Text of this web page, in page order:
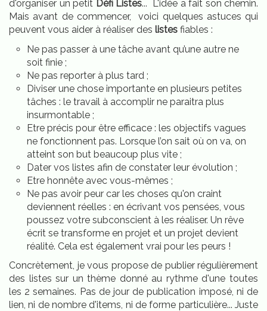
d'organiser un petit Défi Listes... L'idée a fait son chemin.
Mais avant de commencer, voici quelques astuces qui
peuvent vous aider à réaliser des listes fiables :
Ne pas passer à une tâche avant qu’une autre ne
soit finie ;
Ne pas reporter à plus tard ;
Diviser une chose importante en plusieurs petites
tâches : le travail à accomplir ne paraitra plus
insurmontable ;
Etre précis pour être efficace : les objectifs vagues
ne fonctionnent pas. Lorsque l’on sait où on va, on
atteint son but beaucoup plus vite ;
Dater vos listes afin de constater leur évolution ;
Etre honnête avec vous-mêmes ;
Ne pas avoir peur car les choses qu'on craint
deviennent réelles : en écrivant vos pensées, vous
poussez votre subconscient à les réaliser. Un rêve
écrit se transforme en projet et un projet devient
réalité. Cela est également vrai pour les peurs !
Concrètement, je vous propose de publier régulièrement
des listes sur un thème donné au rythme d'une toutes
les 2 semaines. Pas de jour de publication imposé, ni de
lien, ni de nombre d'items, ni de forme particulière... Juste